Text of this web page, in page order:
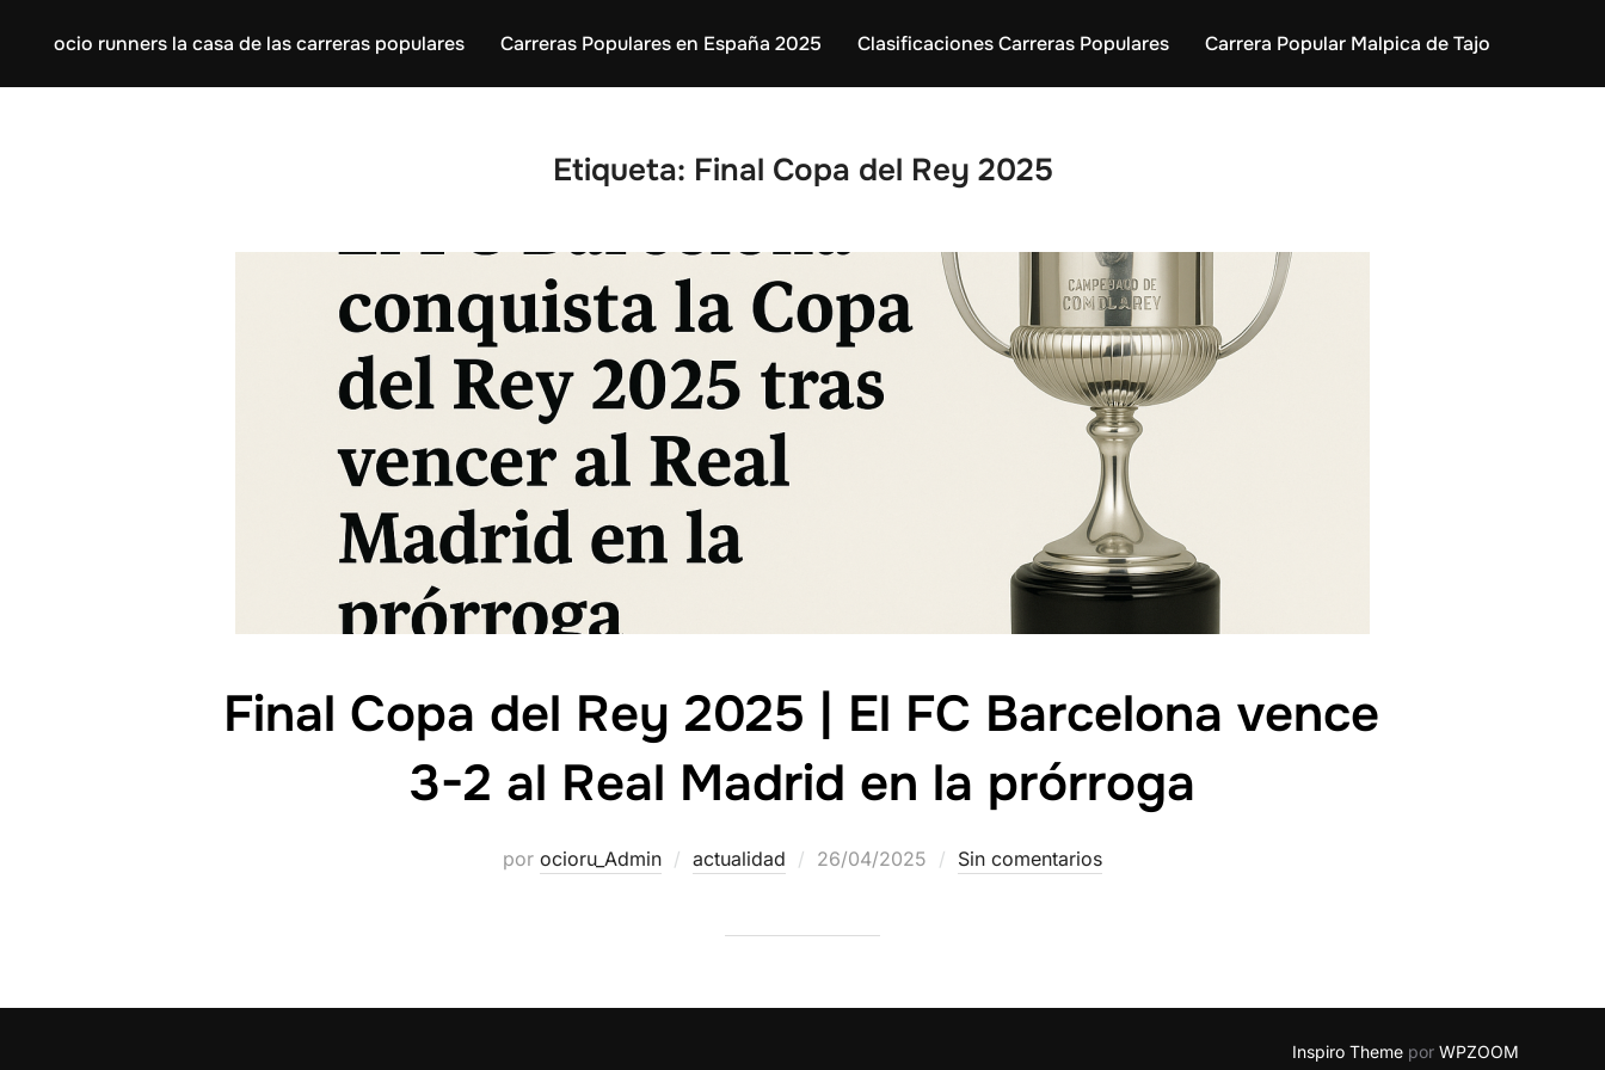
ocio runners la casa de las carreras populares Carreras Populares en España 2025 Clasificaciones Carreras Populares Carrera Popular Malpica de Tajo
Etiqueta: Final Copa del Rey 2025
Final Copa del Rey 2025 | El FC Barcelona vence
3-2 al Real Madrid en la prórroga
por ocioru_Admin actualidad 26/04/2025 Sin comentarios
Inspiro Theme por WPZOOM